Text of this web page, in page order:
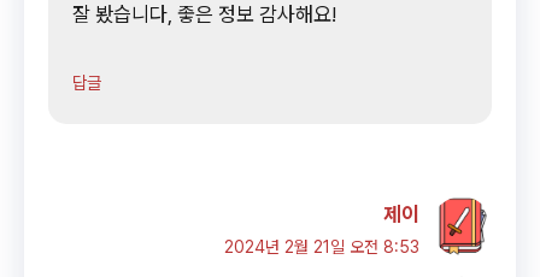
잘 봤습니다, 좋은 정보 감사해요!
답글
제이
2024년 2월 21일 오전 8:53